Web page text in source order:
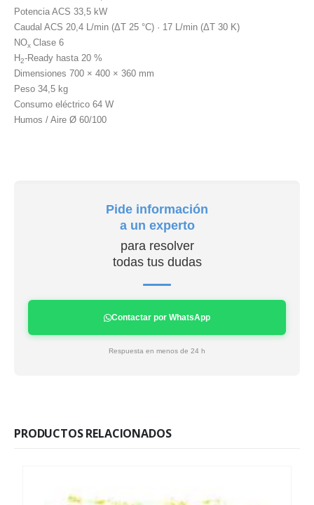
Potencia ACS 33,5 kW
Caudal ACS 20,4 L/min (ΔT 25 °C) · 17 L/min (ΔT 30 K)
NOx Clase 6
H2-Ready hasta 20 %
Dimensiones 700 × 400 × 360 mm
Peso 34,5 kg
Consumo eléctrico 64 W
Humos / Aire Ø 60/100
Pide información
a un experto
para resolver
todas tus dudas
Contactar por WhatsApp
Respuesta en menos de 24 h
PRODUCTOS RELACIONADOS